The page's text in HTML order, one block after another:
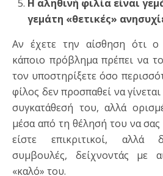
Η αληθινή φιλία είναι
γεμάτη «θετικές»
Αν έχετε την αίσθηση ότι ο
κάποιο πρόβλημα πρέπει να
τον υποστηρίξετε όσο
φίλος δεν προσπαθεί να
συγκατάθεσή του, αλλά
μέσα από τη θέλησή του να σας
είστε επικριτικοί, αλλά
συμβουλές, δείχνοντάς με
«καλό» του.